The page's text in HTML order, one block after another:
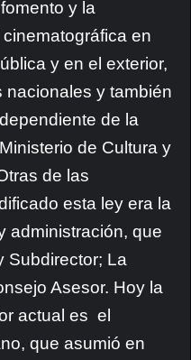
y la
en
y en el exterior,
y también
de la
de Cultura y
de las
esta ley era la
administración, que
Subdirector; La
Asesor. Hoy la
actual es el
que asumió en